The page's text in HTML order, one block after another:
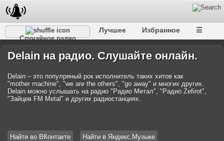
Случайное радио
Лучшее Избранное ☰
Delain на радио. Слушайте онлайн.
Delain – это популряный рок исполнитель таких хитов как
"mother machine", "we are the others", "go away" и многих других.
Delain можно услышать на радио "Радио Метал", "Радио Zefirot",
"Зайцев FM Metal" и других радиостанциях.
Найти во ВКонтакте Найти в Яндекс.Музыке